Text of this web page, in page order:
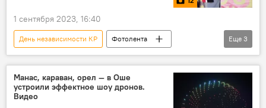
1 сентября 2023, 16:40
День независимости КР
Фотолента
фото
Бишкек
Кыргызстан
концерт
Еще 3
Манас, караван, орел — в Оше
устроили эффектное шоу дронов.
Видео